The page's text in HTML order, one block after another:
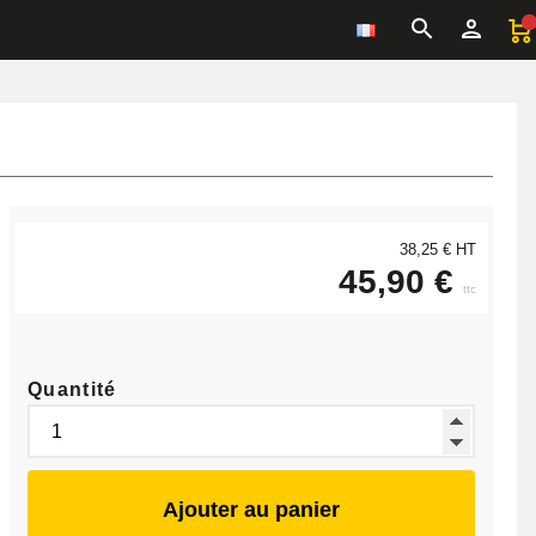
38,25 € HT
45,90 € ttc
Quantité
Ajouter au panier